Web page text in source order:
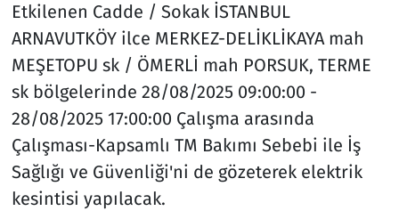
Etkilenen Cadde / Sokak İSTANBUL
ARNAVUTKÖY ilce MERKEZ-DELİKLİKAYA mah
MEŞETOPU sk / ÖMERLİ mah PORSUK, TERME
sk bölgelerinde 28/08/2025 09:00:00 -
28/08/2025 17:00:00 Çalışma arasında
Çalışması-Kapsamlı TM Bakımı Sebebi ile İş
Sağlığı ve Güvenliği'ni de gözeterek elektrik
kesintisi yapılacak.